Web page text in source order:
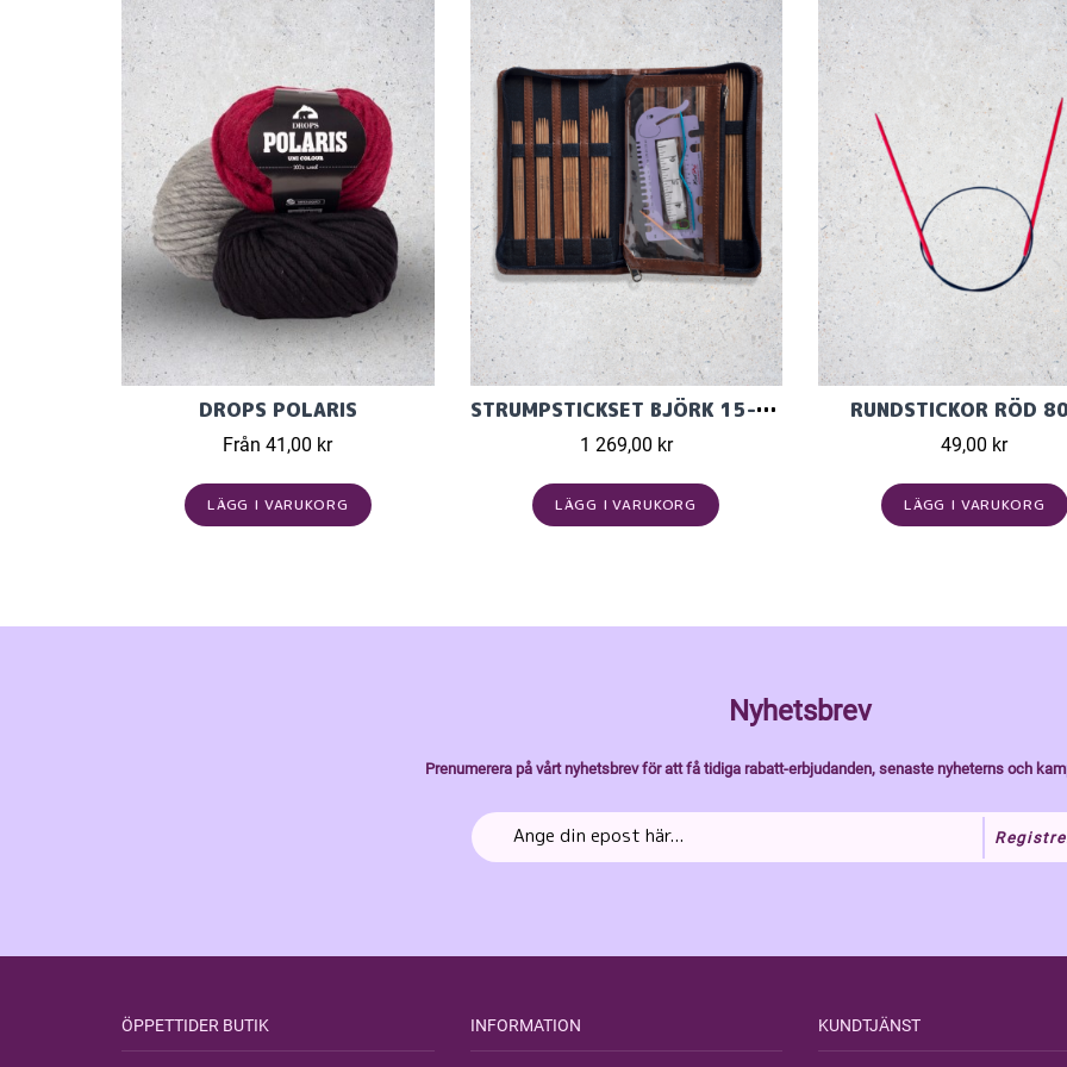
DROPS POLARIS
Från 41,00 kr
LÄGG I VARUKORG
STRUMPSTICKSET BJÖRK 15-20CM
1 269,00 kr
LÄGG I VARUKORG
RUNDSTICKOR RÖD
49,00 kr
LÄGG I VARUKORG
Nyhetsbrev
Prenumerera på vårt nyhetsbrev för att få tidiga rabatt-erbjudanden, senaste nyheterns och
ÖPPETTIDER BUTIK INFORMATION KUNDTJÄNST